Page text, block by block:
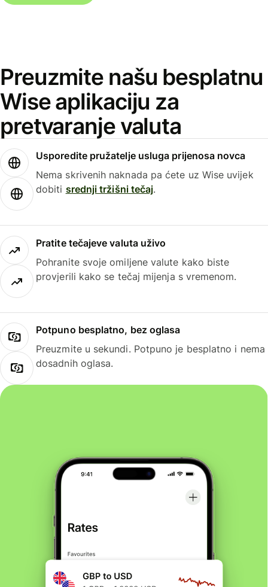
Preuzmite našu besplatnu
Wise aplikaciju za
pretvaranje valuta
Usporedite pružatelje usluga prijenosa novca
Nema skrivenih naknada pa ćete uz Wise uvijek
dobiti srednji tržišni tečaj.
Pratite tečajeve valuta uživo
Pohranite svoje omiljene valute kako biste
provjerili kako se tečaj mijenja s vremenom.
Potpuno besplatno, bez oglasa
Preuzmite u sekundi. Potpuno je besplatno i nema
dosadnih oglasa.